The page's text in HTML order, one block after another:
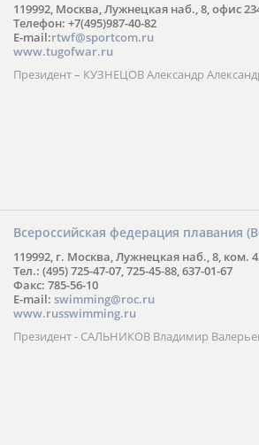
119992, Москва, Лужнецкая наб., 8, офис
Телефон: +7(495)987-40-82
E-mail:rtwf@sportcom.ru
www.tugofwar.ru
Президент – КУЗНЕЦОВ Александр
Всероссийская федерация плавания
119992, г. Москва, Лужнецкая наб., 8, ком.
Тел.: (495) 725-47-07, 725-45-88, 637-01-67
Факс: 785-56-10
E-mail: swimming@roc.ru
www.russwimming.ru
Президент - САЛЬНИКОВ Владимир